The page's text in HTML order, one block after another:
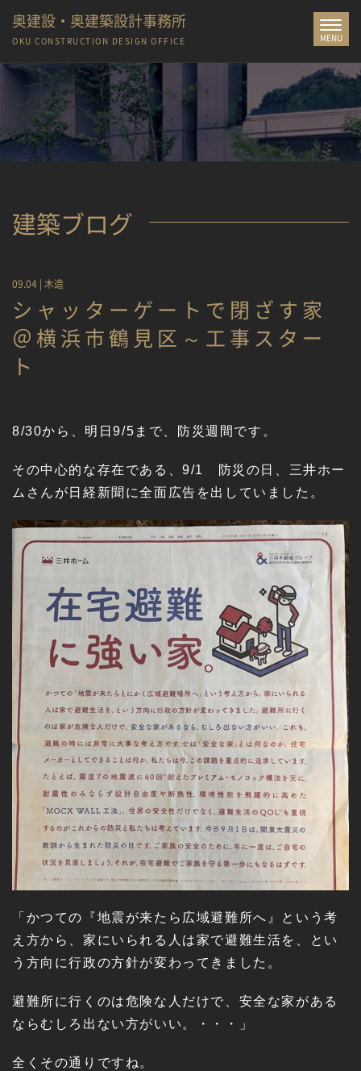
Toggle
MENU
奥建設・奥建築設計事務所
OKU CONSTRUCTION DESIGN OFFICE
建築ブログ
09.04 | 木造
シャッターゲートで閉ざす家
＠横浜市鶴見区～工事スター
ト
8/30から、明日9/5まで、防災週間です。
その中心的な存在である、9/1 防災の日、三井ホー
ムさんが日経新聞に全面広告を出していました。
「かつての『地震が来たら広域避難所へ』という考
え方から、家にいられる人は家で避難生活を、とい
う方向に行政の方針が変わってきました。
避難所に行くのは危険な人だけで、安全な家がある
ならむしろ出ない方がいい。・・・」
全くその通りですね。